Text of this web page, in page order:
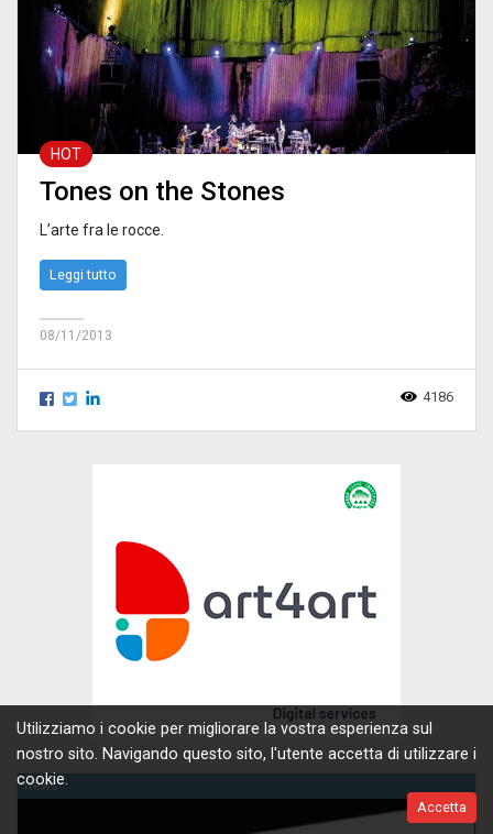
Utilizziamo i cookie per migliorare la vostra esperienza sul
nostro sito. Navigando questo sito, l'utente accetta di utilizzare i
cookie.
Accetta
HOT
Tones on the Stones
L’arte fra le rocce.
Leggi tutto
08/11/2013
4186
News